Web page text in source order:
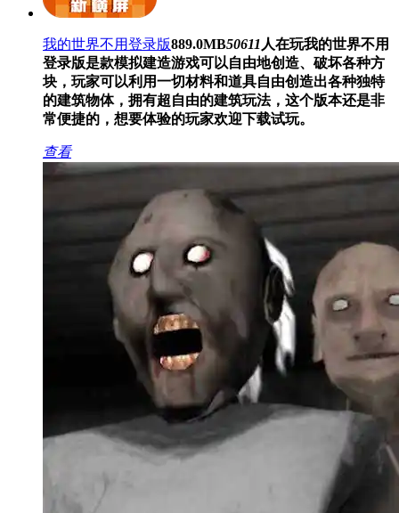
我的世界不用登录版889.0MB50611 人在玩我的世界不用
登录版是款模拟建造游戏可以自由地创造、破坏各种方
块，玩家可以利用一切材料和道具自由创造出各种独特
的建筑物体，拥有超自由的建筑玩法，这个版本还是非
常便捷的，想要体验的玩家欢迎下载试玩。
查看